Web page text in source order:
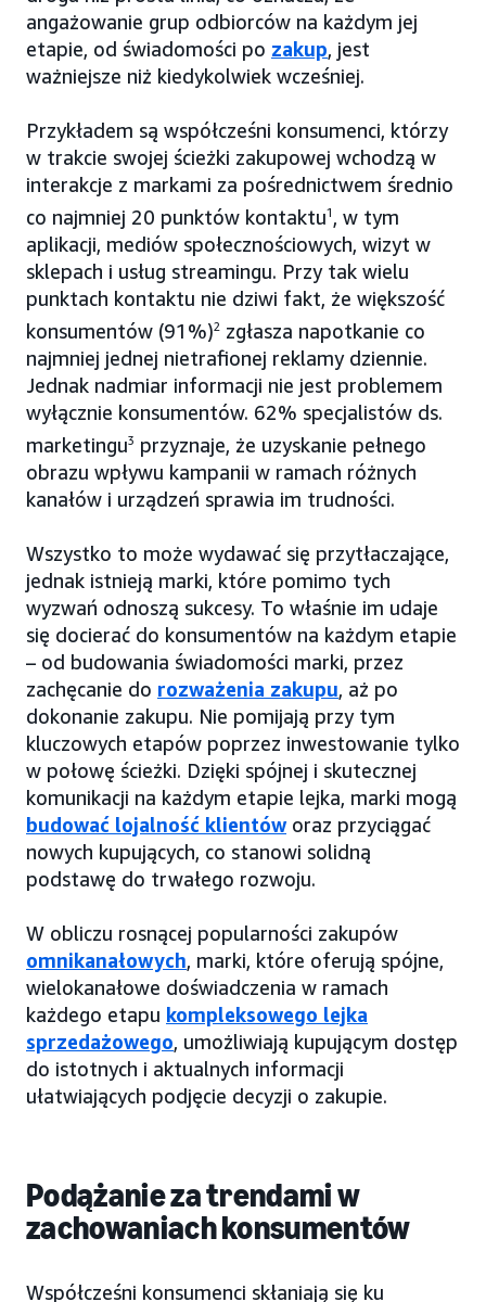
angażowanie grup odbiorców na każdym jej
etapie, od świadomości po zakup, jest
ważniejsze niż kiedykolwiek wcześniej.
Przykładem są współcześni konsumenci, którzy
w trakcie swojej ścieżki zakupowej wchodzą w
interakcje z markami za pośrednictwem średnio
co najmniej 20 punktów kontaktu1 , w tym
aplikacji, mediów społecznościowych, wizyt w
sklepach i usług streamingu. Przy tak wielu
punktach kontaktu nie dziwi fakt, że większość
konsumentów (91%)2 zgłasza napotkanie co
najmniej jednej nietrafionej reklamy dziennie.
Jednak nadmiar informacji nie jest problemem
wyłącznie konsumentów. 62% specjalistów ds.
marketingu3 przyznaje, że uzyskanie pełnego
obrazu wpływu kampanii w ramach różnych
kanałów i urządzeń sprawia im trudności.
Wszystko to może wydawać się przytłaczające,
jednak istnieją marki, które pomimo tych
wyzwań odnoszą sukcesy. To właśnie im udaje
się docierać do konsumentów na każdym etapie
– od budowania świadomości marki, przez
zachęcanie do rozważenia zakupu, aż po
dokonanie zakupu. Nie pomijają przy tym
kluczowych etapów poprzez inwestowanie tylko
w połowę ścieżki. Dzięki spójnej i skutecznej
komunikacji na każdym etapie lejka, marki mogą
budować lojalność klientóworaz przyciągać
nowych kupujących, co stanowi solidną
podstawę do trwałego rozwoju.
W obliczu rosnącej popularności zakupów
omnikanałowych, marki, które oferują spójne,
wielokanałowe doświadczenia w ramach
każdego etapu kompleksowego lejka
sprzedażowego, umożliwiają kupującym dostęp
do istotnych i aktualnych informacji
ułatwiających podjęcie decyzji o zakupie.
Podążanie za trendami w
zachowaniach konsumentów
Współcześni konsumenci skłaniają się ku